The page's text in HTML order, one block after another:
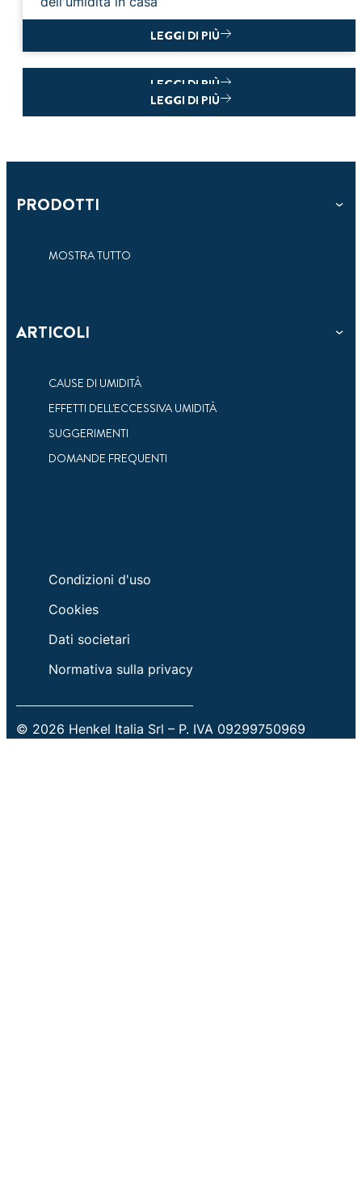
LEGGI DI PIÙ
diRIDURRE L'UMIDITÀ PER AVERE ARIA
Pochi semplici modi per mantenere l'aria pulita
e migliorare la qualità dell'aria in casa.
LEGGI DI PIÙ
Scopri di più riguardo l'umidità e gli
assorbiumidità
LEGGI DI PIÙ
PRODOTTI
MOSTRA TUTTO
ARTICOLI
CAUSE DI UMIDITÀ
EFFETTI DELL'ECCESSIVA UMIDITÀ
SUGGERIMENTI
DOMANDE FREQUENTI
Condizioni d'uso
Cookies
Dati societari
Normativa sulla privacy
© 2026 Henkel Italia Srl – P. IVA 09299750969